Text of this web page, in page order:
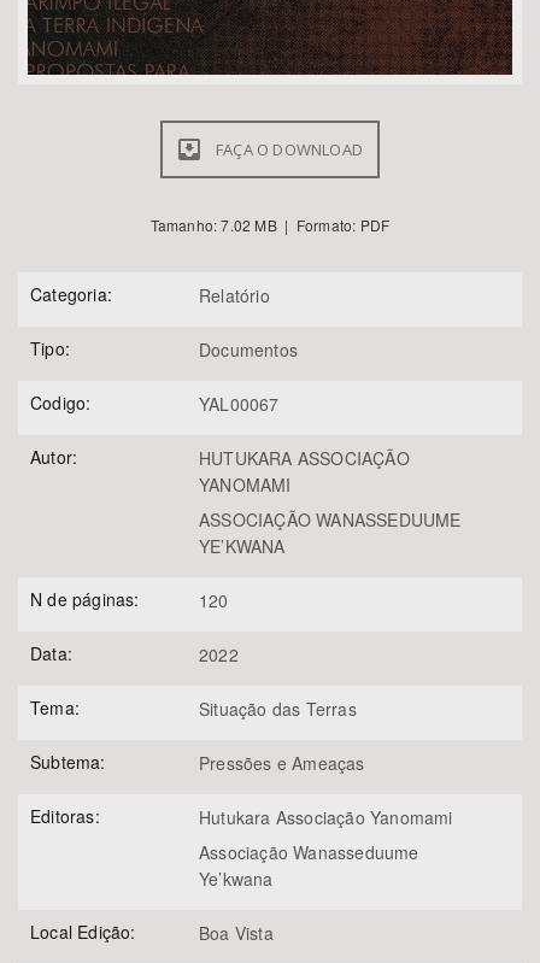
BUSCAR
FAÇA O DOWNLOAD
Tamanho: 7.02 MB | Formato: PDF
Categoria: Relatório
Tipo: Documentos
Codigo: YAL00067
Autor:
HUTUKARA ASSOCIAÇÃO
YANOMAMI
ASSOCIAÇÃO WANASSEDUUME
YE’KWANA
N de páginas: 120
Data: 2022
Tema: Situação das Terras
Subtema: Pressões e Ameaças
Editoras:
Hutukara Associação Yanomami
Associação Wanasseduume
Ye’kwana
Local Edição: Boa Vista